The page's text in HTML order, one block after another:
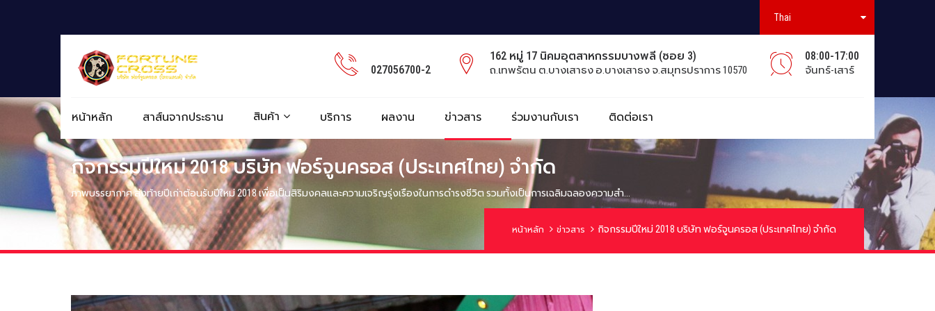
Thai
027056700-2
162 หมู่ 17 นิคมอุตสาหกรรมบางพลี (ซอย 3)
ถ.เทพรัตน ต.บางเสาธง อ.บางเสาธง จ.สมุทรปราการ 10570
08:00-17:00
จันทร์-เสาร์
หน้าหลัก สาส์นจากประธาน สินค้า บริการ ผลงาน ข่าวสาร ร่วมงานกับเรา ติดต่อเรา
กิจกรรมปีใหม่ 2018 บริษัท ฟอร์จูนครอส (ประเทศไทย) จำกัด
ภาพบรรยากาศ ส่งท้ายปีเก่าต้อนรับปีใหม่ 2018 เพื่อเป็นสิริมงคลและความเจริญรุ่งเรืองในการดำรงชีวิต รวมทั้งเป็นการเฉลิมฉลองความสำ...
หน้าหลัก ข่าวสาร กิจกรรมปีใหม่ 2018 บริษัท ฟอร์จูนครอส (ประเทศไทย) จำกัด